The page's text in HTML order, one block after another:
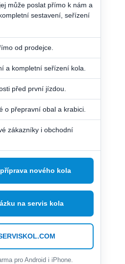
může poslat přímo k nám a
sestavení, seřízení
od prodejce.
a kompletní seřízení kola.
před první jízdou.
o přepravní obal a krabici.
zákazníky i obchodní
nového kola
na servis kola
pro Android i iPhone.